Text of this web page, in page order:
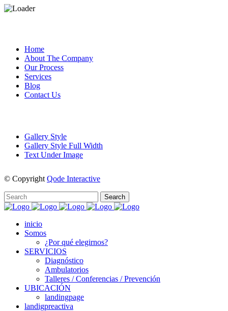
Home
About The Company
Our Process
Services
Blog
Contact Us
Gallery Style
Gallery Style Full Width
Text Under Image
© Copyright Qode Interactive
inicio
Somos
¿Por qué elegirnos?
SERVICIOS
Diagnóstico
Ambulatorios
Talleres / Conferencias / Prevención
UBICACIÓN
landingpage
landigpreactiva